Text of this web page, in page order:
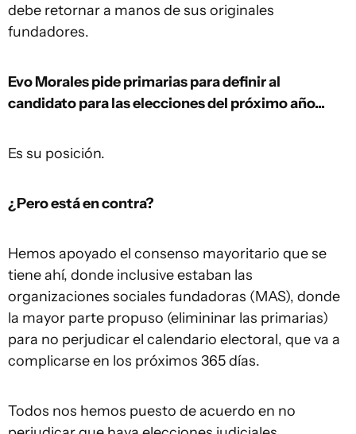
debe retornar a manos de sus originales
fundadores.
Evo Morales pide primarias para definir al
candidato para las elecciones del próximo año...
Es su posición.
¿Pero está en contra?
Hemos apoyado el consenso mayoritario que se
tiene ahí, donde inclusive estaban las
organizaciones sociales fundadoras (MAS), donde
la mayor parte propuso (elimininar las primarias)
para no perjudicar el calendario electoral, que va a
complicarse en los próximos 365 días.
Todos nos hemos puesto de acuerdo en no